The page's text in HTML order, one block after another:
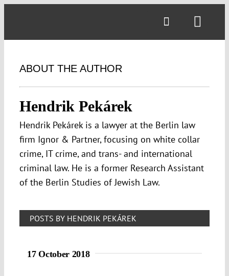
ABOUT THE AUTHOR
Hendrik Pekárek
Hendrik Pekárek is a lawyer at the Berlin law
firm Ignor & Partner, focusing on white collar
crime, IT crime, and trans- and international
criminal law. He is a former Research Assistant
of the Berlin Studies of Jewish Law.
POSTS BY HENDRIK PEKÁREK
17 October 2018